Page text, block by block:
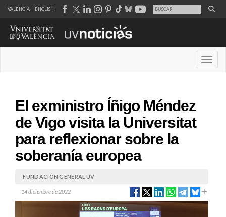
VALENCIÀ ENGLISH
El exministro Íñigo Méndez
de Vigo visita la Universitat
para reflexionar sobre la
soberanía europea
FUNDACIÓN GENERAL UV
14 diciembre de 2022